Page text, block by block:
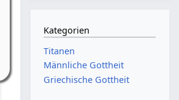
Kategorien
Titanen
Männliche Gottheit
Griechische Gottheit